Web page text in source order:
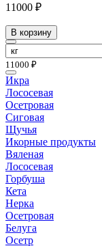
11000 ₽
В корзину
11000 ₽
Икра
Лососевая
Осетровая
Сиговая
Щучья
Икорные продукты
Вяленая
Лососевая
Горбуша
Кета
Нерка
Осетровая
Белуга
Осетр